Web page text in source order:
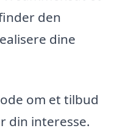
den
dine
om et tilbud
din interesse.